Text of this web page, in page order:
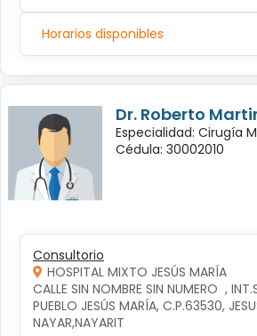
Horarios disponibles
Dr. Roberto
Especialidad: Cirugía
Cédula: 30002010
Consultorio
HOSPITAL MIXTO JESÚS MARÍA
CALLE SIN NOMBRE SIN NUMERO  ,
PUEBLO JESÚS MARÍA, C.P.63530,
NAYAR,NAYARIT